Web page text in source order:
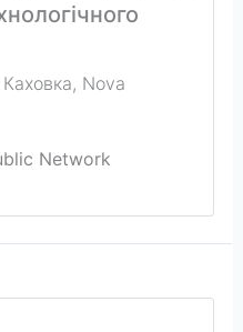
, Nova
Network